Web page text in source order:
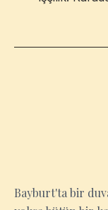
Bayburt'ta bir